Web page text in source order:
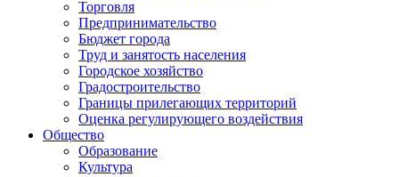
Торговля
Предпринимательство
Бюджет города
Труд и занятость населения
Городское хозяйство
Градостроительство
Границы прилегающих территорий
Оценка регулирующего воздействия
Общество
Образование
Культура